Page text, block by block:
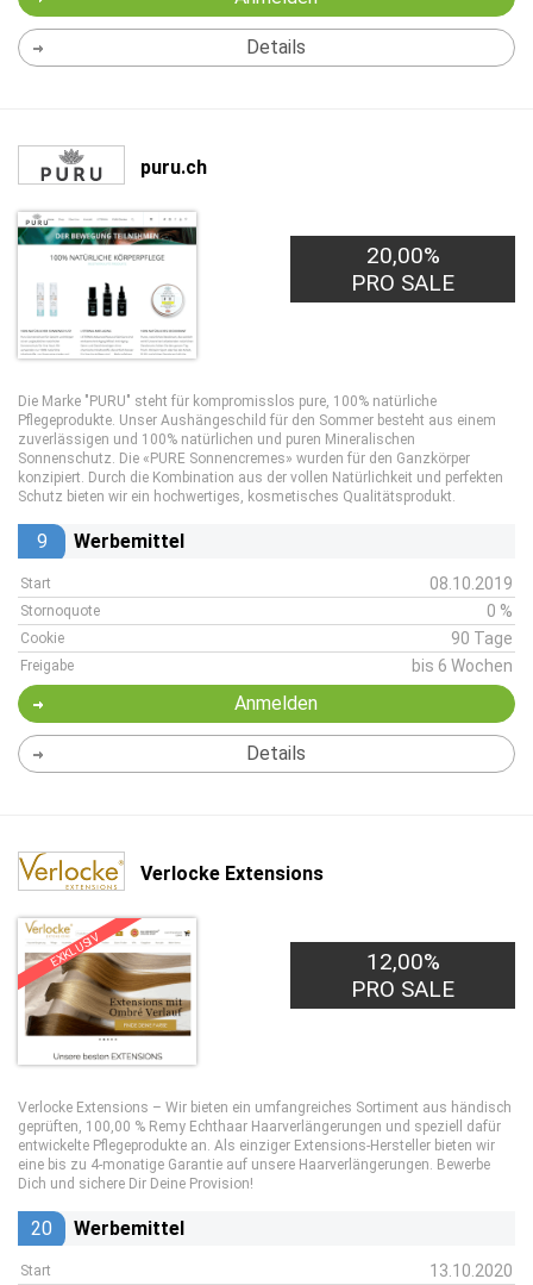
Details
puru.ch
20,00%
PRO SALE
Die Marke "PURU" steht für kompromisslos pure, 100% natürliche
Pflegeprodukte. Unser Aushängeschild für den Sommer besteht aus einem
zuverlässigen und 100% natürlichen und puren Mineralischen
Sonnenschutz. Die «PURE Sonnencremes» wurden für den Ganzkörper
konzipiert. Durch die Kombination aus der vollen Natürlichkeit und perfekten
Schutz bieten wir ein hochwertiges, kosmetisches Qualitätsprodukt.
9 Werbemittel
Start 08.10.2019
Stornoquote 0 %
Cookie 90 Tage
Freigabe bis 6 Wochen
Anmelden
Details
Verlocke Extensions
EXKLUSIV
12,00%
PRO SALE
Verlocke Extensions – Wir bieten ein umfangreiches Sortiment aus händisch
geprüften, 100,00 % Remy Echthaar Haarverlängerungen und speziell dafür
entwickelte Pflegeprodukte an. Als einziger Extensions-Hersteller bieten wir
eine bis zu 4-monatige Garantie auf unsere Haarverlängerungen. Bewerbe
Dich und sichere Dir Deine Provision!
20 Werbemittel
Start 13.10.2020